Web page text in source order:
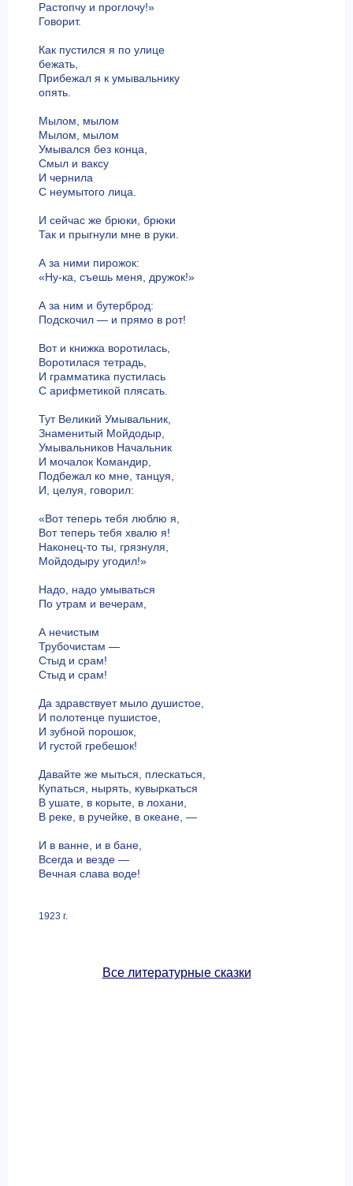
Растопчу и проглочу!»
Говорит.
Как пустился я по улице
бежать,
Прибежал я к умывальнику
опять.
Мылом, мылом
Мылом, мылом
Умывался без конца,
Смыл и ваксу
И чернила
С неумытого лица.
И сейчас же брюки, брюки
Так и прыгнули мне в руки.
А за ними пирожок:
«Ну-ка, съешь меня, дружок!»
А за ним и бутерброд:
Подскочил — и прямо в рот!
Вот и книжка воротилась,
Воротилася тетрадь,
И грамматика пустилась
С арифметикой плясать.
Тут Великий Умывальник,
Знаменитый Мойдодыр,
Умывальников Начальник
И мочалок Командир,
Подбежал ко мне, танцуя,
И, целуя, говорил:
«Вот теперь тебя люблю я,
Вот теперь тебя хвалю я!
Наконец-то ты, грязнуля,
Мойдодыру угодил!»
Надо, надо умываться
По утрам и вечерам,
А нечистым
Трубочистам —
Стыд и срам!
Стыд и срам!
Да здравствует мыло душистое,
И полотенце пушистое,
И зубной порошок,
И густой гребешок!
Давайте же мыться, плескаться,
Купаться, нырять, кувыркаться
В ушате, в корыте, в лохани,
В реке, в ручейке, в океане, —
И в ванне, и в бане,
Всегда и везде —
Вечная слава воде!
1923 г.
Все литературные сказки